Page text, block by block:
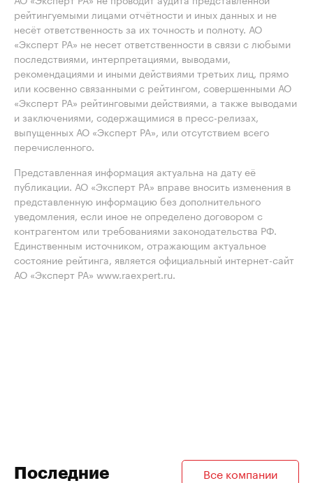
рейтингуемыми лицами отчётности и иных данных и не
несёт ответственность за их точность и полноту. АО
«Эксперт РА» не несет ответственности в связи с любыми
последствиями, интерпретациями, выводами,
рекомендациями и иными действиями третьих лиц, прямо
или косвенно связанными с рейтингом, совершенными АО
«Эксперт РА» рейтинговыми действиями, а также выводами
и заключениями, содержащимися в пресс-релизах,
выпущенных АО «Эксперт РА», или отсутствием всего
перечисленного.
Представленная информация актуальна на дату её
публикации. АО «Эксперт РА» вправе вносить изменения в
представленную информацию без дополнительного
уведомления, если иное не определено договором с
контрагентом или требованиями законодательства РФ.
Единственным источником, отражающим актуальное
состояние рейтинга, является официальный интернет-сайт
АО «Эксперт РА» www.raexpert.ru.
Последние
Все компании